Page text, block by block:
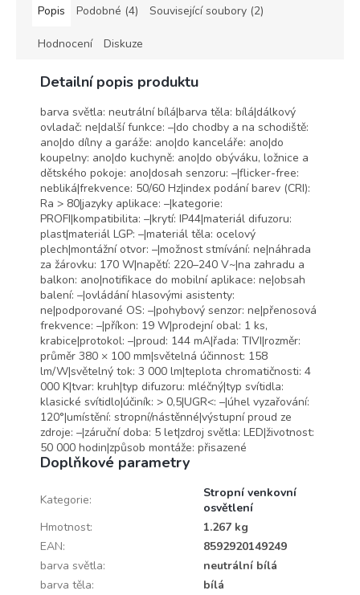
Popis Podobné (4) Související soubory (2)
Hodnocení Diskuze
Detailní popis produktu
barva světla: neutrální bílá|barva těla: bílá|dálkový
ovladač: ne|další funkce: –|do chodby a na schodiště:
ano|do dílny a garáže: ano|do kanceláře: ano|do
koupelny: ano|do kuchyně: ano|do obýváku, ložnice a
dětského pokoje: ano|dosah senzoru: –|flicker-free:
nebliká|frekvence: 50/60 Hz|index podání barev (CRI):
Ra > 80|jazyky aplikace: –|kategorie:
PROFI|kompatibilita: –|krytí: IP44|materiál difuzoru:
plast|materiál LGP: –|materiál těla: ocelový
plech|montážní otvor: –|možnost stmívání: ne|náhrada
za žárovku: 170 W|napětí: 220–240 V~|na zahradu a
balkon: ano|notifikace do mobilní aplikace: ne|obsah
balení: –|ovládání hlasovými asistenty:
ne|podporované OS: –|pohybový senzor: ne|přenosová
frekvence: –|příkon: 19 W|prodejní obal: 1 ks,
krabice|protokol: –|proud: 144 mA|řada: TIVI|rozměr:
průměr 380 × 100 mm|světelná účinnost: 158
lm/W|světelný tok: 3 000 lm|teplota chromatičnosti: 4
000 K|tvar: kruh|typ difuzoru: mléčný|typ svítidla:
klasické svítidlo|účiník: > 0,5|UGR<: –|úhel vyzařování:
120°|umístění: stropní/nástěnné|výstupní proud ze
zdroje: –|záruční doba: 5 let|zdroj světla: LED|životnost:
50 000 hodin|způsob montáže: přisazené
Doplňkové parametry
Kategorie:
Stropní venkovní
osvětlení
Hmotnost:
1.267 kg
EAN:
8592920149249
barva světla:
neutrální bílá
barva těla:
bílá